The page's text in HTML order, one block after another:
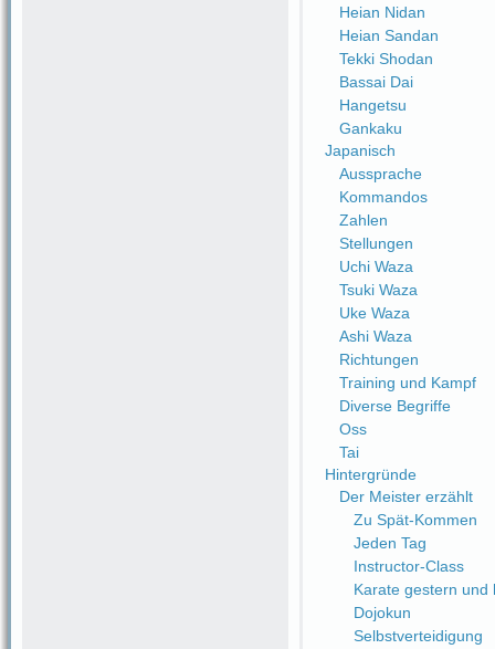
Heian Nidan
Heian Sandan
Tekki Shodan
Bassai Dai
Hangetsu
Gankaku
Japanisch
Aussprache
Kommandos
Zahlen
Stellungen
Uchi Waza
Tsuki Waza
Uke Waza
Ashi Waza
Richtungen
Training und Kampf
Diverse Begriffe
Oss
Tai
Hintergründe
Der Meister erzählt
Zu Spät-Kommen
Jeden Tag
Instructor-Class
Karate gestern und
Dojokun
Selbstverteidigung